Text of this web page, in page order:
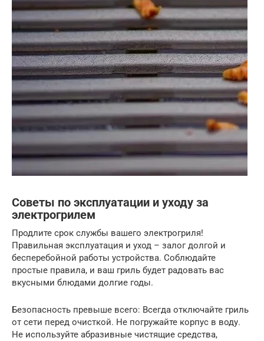
Советы по эксплуатации и уходу за
электрогрилем
Продлите срок службы вашего электрогриля!
Правильная эксплуатация и уход – залог долгой и
бесперебойной работы устройства. Соблюдайте
простые правила, и ваш гриль будет радовать вас
вкусными блюдами долгие годы.
Безопасность превыше всего: Всегда отключайте гриль
от сети перед очисткой. Не погружайте корпус в воду.
Не используйте абразивные чистящие средства,